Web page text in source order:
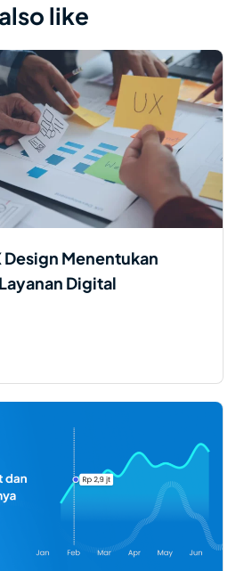
like
Design Menentukan
Digital